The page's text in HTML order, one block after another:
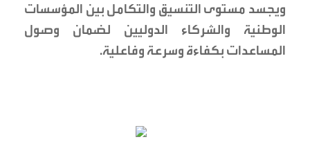
ويجسد مستوى التنسيق والتكامل بين المؤسسات
الوطنية والشركاء الدوليين لضمان وصول
المساعدات بكفاءة وسرعة وفاعلية.